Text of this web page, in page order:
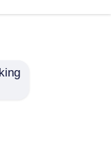
ve Kapaklı